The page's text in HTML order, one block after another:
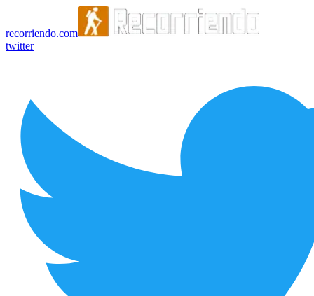
recorriendo.com
twitter